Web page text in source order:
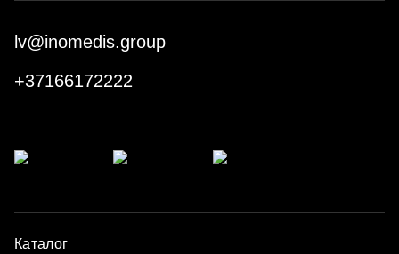
lv@inomedis.group
+37166172222
Каталог